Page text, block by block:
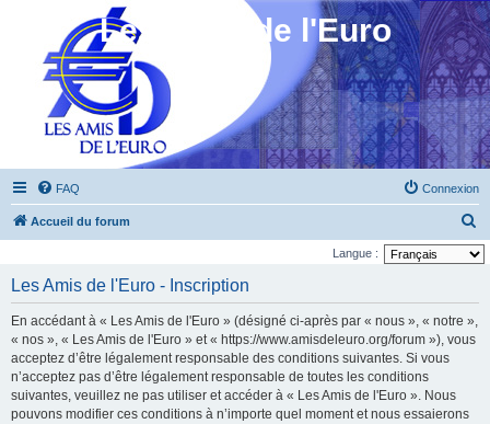
Les Amis de l'Euro
FAQ Connexion
Accueil du forum
e
Langue :
Les Amis de l'Euro - Inscription
En accédant à « Les Amis de l'Euro » (désigné ci-après par « nous », « notre »,
« nos », « Les Amis de l'Euro » et « https://www.amisdeleuro.org/forum »), vous
acceptez d’être légalement responsable des conditions suivantes. Si vous
n’acceptez pas d’être légalement responsable de toutes les conditions
suivantes, veuillez ne pas utiliser et accéder à « Les Amis de l'Euro ». Nous
pouvons modifier ces conditions à n’importe quel moment et nous essaierons